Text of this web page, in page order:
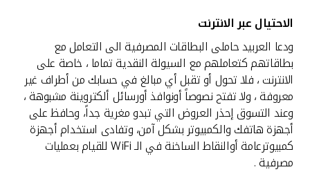
الاحتيال عبر الانترنت
ودعا العربيد حاملى البطاقات المصرفية الى التعامل مع
بطاقاتهم كتعاملهم مع السيولة النقدية تماما ، خاصة على
الانترنت ، فلا تحول أو تقبل أي مبالغ في حسابك من أطراف غیر
معروفة ، ولا تفتح نصوصاً أونوافذ أورسائل ألكتروينة مشبوهة ،
وعند التسوق إحذر العروض التي تبدو مغرية جداً، وحافظ على
أجهزة هاتفك والكمبيوتر بشكل آمن، وتفادى استخدام أجهزة
كمبيوترعامة أوالنقاط الساخنة في الـ WiFi للقيام بعمليات
مصرفية .